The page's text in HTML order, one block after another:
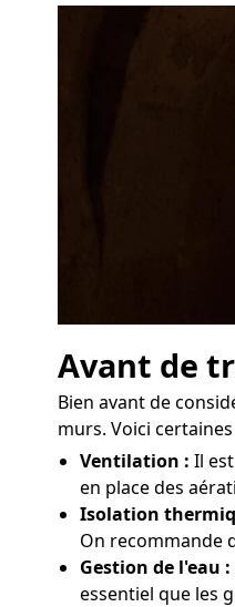
Avant de
Bien avant de
murs. Voici
Ventilation : Il
en place des
Isolation
On recommande
Gestion de l'eau :
essentiel que les